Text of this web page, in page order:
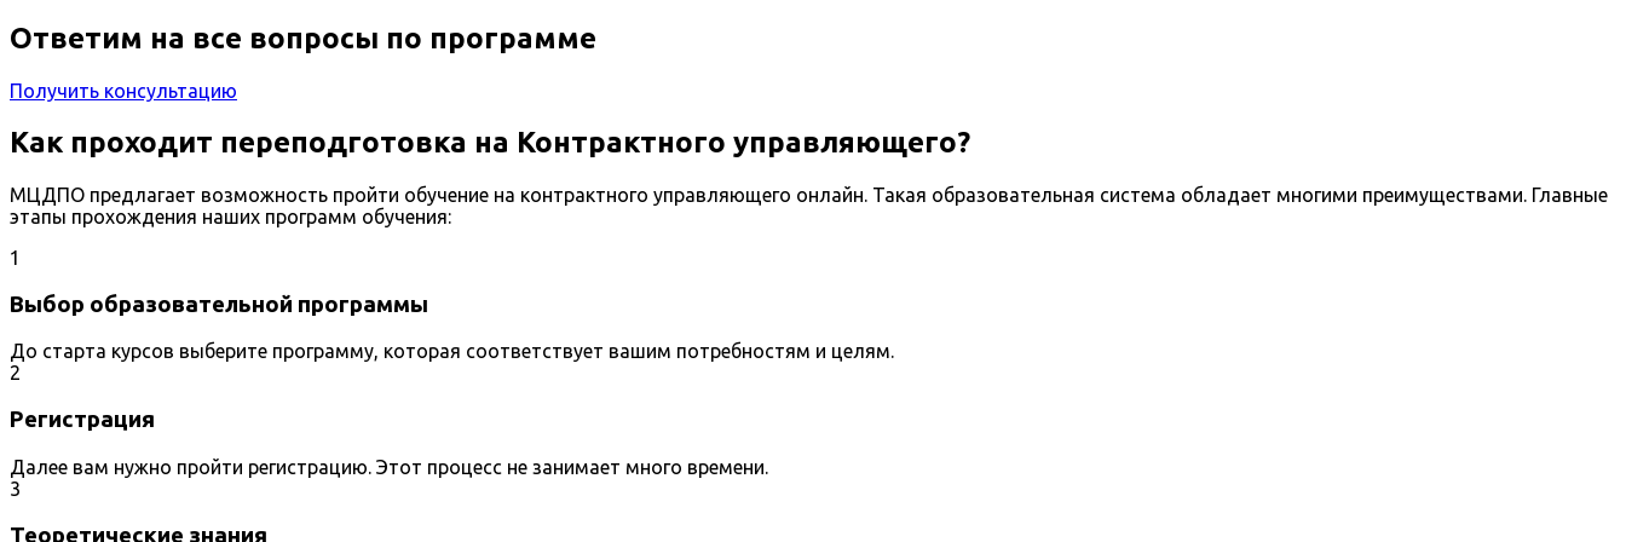
Ответим на все вопросы по программе
Получить консультацию
Как проходит переподготовка на Контрактного управляющего?
МЦДПО предлагает возможность пройти обучение на контрактного управляющего онлайн. Такая образовательная система обладает многими преимуществами. Главные
этапы прохождения наших программ обучения:
1
Выбор образовательной программы
До старта курсов выберите программу, которая соответствует вашим потребностям и целям.
2
Регистрация
Далее вам нужно пройти регистрацию. Этот процесс не занимает много времени.
3
Теоретические знания